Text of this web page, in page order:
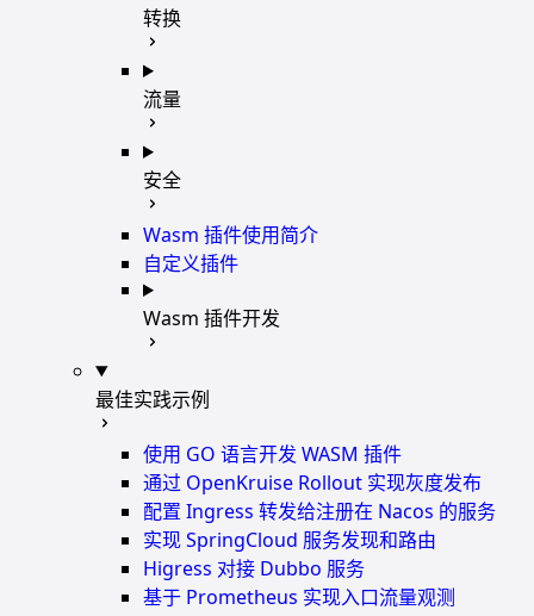
转换
流量
安全
Wasm 插件使用简介
自定义插件
Wasm 插件开发
最佳实践示例
使用 GO 语言开发 WASM 插件
通过 OpenKruise Rollout 实现灰度发布
配置 Ingress 转发给注册在 Nacos 的服务
实现 SpringCloud 服务发现和路由
Higress 对接 Dubbo 服务
基于 Prometheus 实现入口流量观测